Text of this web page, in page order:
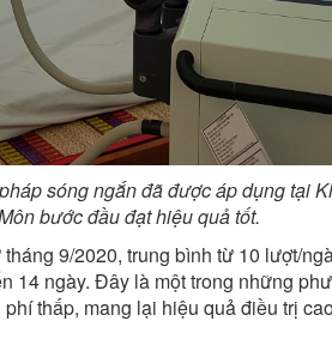
sóng ngắn đã được áp dụng tại
bước đầu đạt hiệu quả tốt.
9/2020, trung bình từ 10 lượt/
14 ngày. Đây là một trong những
thấp, mang lại hiệu quả điều trị